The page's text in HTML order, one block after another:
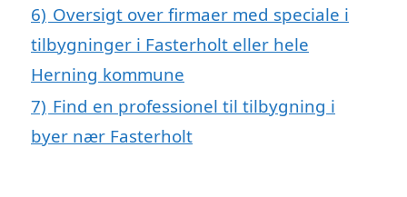
6) Oversigt over firmaer med speciale i
tilbygninger i Fasterholt eller hele
Herning kommune
7) Find en professionel til tilbygning i
byer nær Fasterholt